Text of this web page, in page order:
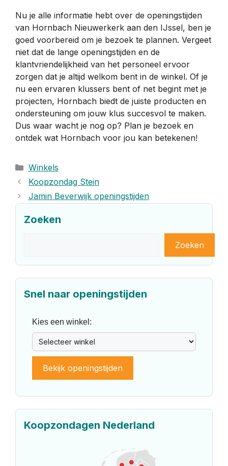
Nu je alle informatie hebt over de openingstijden
van Hornbach Nieuwerkerk aan den IJssel, ben je
goed voorbereid om je bezoek te plannen. Vergeet
niet dat de lange openingstijden en de
klantvriendelijkheid van het personeel ervoor
zorgen dat je altijd welkom bent in de winkel. Of je
nu een ervaren klussers bent of net begint met je
projecten, Hornbach biedt de juiste producten en
ondersteuning om jouw klus succesvol te maken.
Dus waar wacht je nog op? Plan je bezoek en
ontdek wat Hornbach voor jou kan betekenen!
Categorieën
Winkels
Koopzondag Stein
Jamin Beverwijk openingstijden
Zoeken
Zoeken
Snel naar openingstijden
Kies een winkel:
Bekijk openingstijden
Koopzondagen Nederland